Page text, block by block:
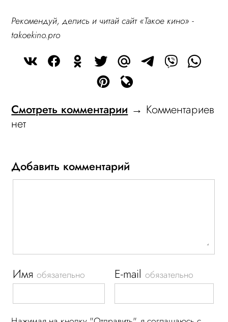
Рекомендуй, делись и читай сайт «Такое кино» -
takoekino.pro
Смотреть комментарии → Комментариев
нет
Добавить комментарий
Имяобязательно E-mailобязательно